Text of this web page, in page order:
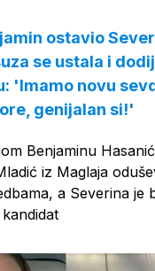
ostavio
se ustala i
'Imamo novu
genijalan si!'
Benjaminu
iz Maglaja
a Severina je